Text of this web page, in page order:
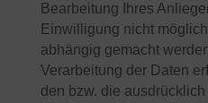
Bearbeitung Ihres
Einwilligung nicht
abhängig gemacht
Verarbeitung der Daten
den bzw. die